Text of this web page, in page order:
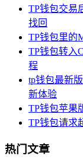
TP钱包交易
找回
TP钱包里的
TP钱包转入
程
tp钱包最新
新体验
TP钱包苹果
TP钱包请求
热门文章